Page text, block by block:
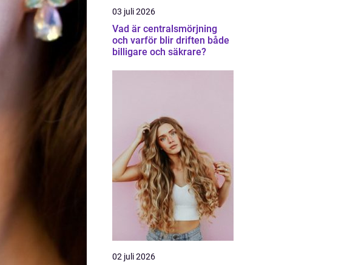
03 juli 2026
Vad är centralsmörjning
och varför blir driften både
billigare och säkrare?
02 juli 2026